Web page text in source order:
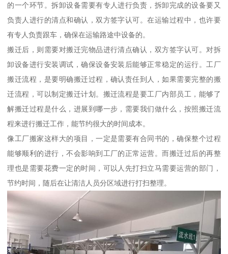
的一个环节。拆卸设备需要有专人进行负责，拆卸完成的设备要又
负责人进行的清点和确认，双方签字认可。在运输过程中，也许要
有专人负责跟车，确保在运输路途中设备的。
搬迁后，则需要对搬迁完物品进行清点确认，双方签字认可。对拆
卸设备进行安装调试，确保设备安装后能够正常稳定的运行。工厂
搬迁流程，是要明确搬迁过程，确认责任到人，如果需要完整的搬
迁流程，可以制定搬迁计划。搬迁流程是要工厂内部员工，能够了
解搬迁过程是什么，进展到哪一步，需要我们做什么，按照搬迁流
程来进行搬迁工作，能节约很大的时间成本。
像工厂搬家这样大的项目，一定是需要有合同书的，确保整个过程
能够顺利的进行，不会影响到工厂的正常运营。而搬迁过后的再整
理也是需要花费一定的时间，可以人先打扫立马需要运营的部门，
节约时间，随后在让清洁人员分区域进行打扫整理。